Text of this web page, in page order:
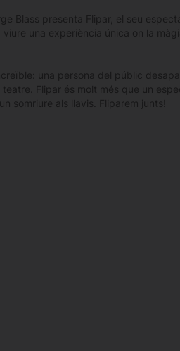
Blass presenta Flipar, el seu
una experiència única on la
una persona del públic
Flipar és molt més que un
somriure als llavis. Fliparem junts!